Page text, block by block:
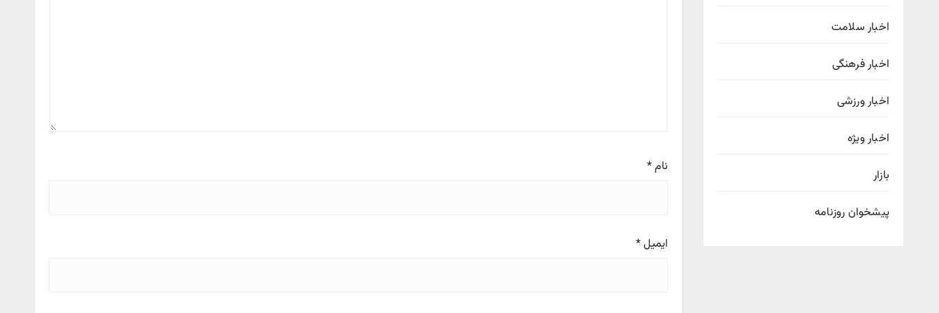
اخبار سلامت
اخبار فرهنگی
اخبار ورزشی
اخبار ویژه
بازار
پیشخوان روزنامه
نام*
ایمیل*